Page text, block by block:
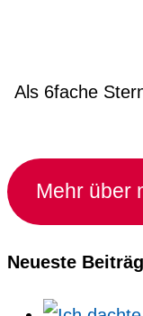
Als 6fache
Mehr über
Neueste